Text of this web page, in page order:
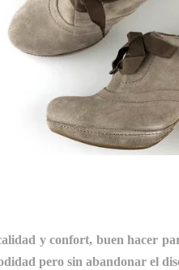
y confort, buen hacer
pero sin abandonar el